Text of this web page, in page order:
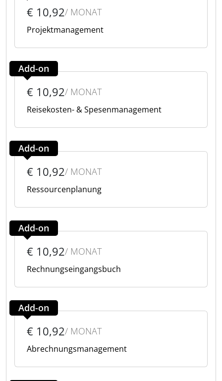
€ 10,92/ MONAT
Projektmanagement
Add-on
€ 10,92/ MONAT
Reisekosten- & Spesenmanagement
Add-on
€ 10,92/ MONAT
Ressourcenplanung
Add-on
€ 10,92/ MONAT
Rechnungseingangsbuch
Add-on
€ 10,92/ MONAT
Abrechnungsmanagement